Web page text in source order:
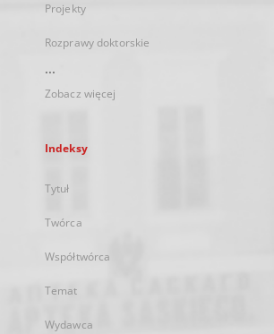
Projekty
Rozprawy doktorskie
...
Zobacz więcej
Indeksy
Tytuł
Twórca
Współtwórca
Temat
Wydawca